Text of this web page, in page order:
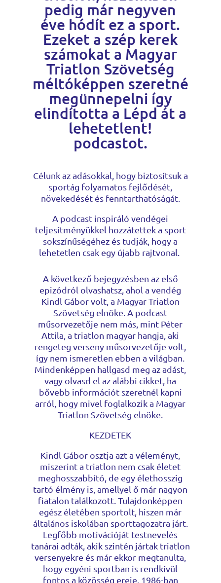
pedig már negyven
éve hódít ez a sport.
Ezeket a szép kerek
számokat a Magyar
Triatlon Szövetség
méltóképpen szeretné
megünnepelni így
elindította a Lépd át a
lehetetlent!
podcastot.
Célunk az adásokkal, hogy biztosítsuk a
sportág folyamatos fejlődését,
növekedését és fenntarthatóságát.
A podcast inspiráló vendégei
teljesítményükkel hozzátettek a sport
sokszínűségéhez és tudják, hogy a
lehetetlen csak egy újabb rajtvonal.
A következő bejegyzésben az első
epizódról olvashatsz, ahol a vendég
Kindl Gábor volt, a Magyar Triatlon
Szövetség elnöke. A podcast
műsorvezetője nem más, mint Péter
Attila, a triatlon magyar hangja, aki
rengeteg verseny műsorvezetője volt,
így nem ismeretlen ebben a világban.
Mindenképpen hallgasd meg az adást,
vagy olvasd el az alábbi cikket, ha
bővebb információt szeretnél kapni
arról, hogy mivel foglalkozik a Magyar
Triatlon Szövetség elnöke.
KEZDETEK
Kindl Gábor osztja azt a véleményt,
miszerint a triatlon nem csak életet
meghosszabbító, de egy élethosszig
tartó élmény is, amellyel ő már nagyon
fiatalon találkozott. Tulajdonképpen
egész életében sportolt, hiszen már
általános iskolában sporttagozatra járt.
Legfőbb motivációját testnevelés
tanárai adták, akik szintén jártak triatlon
versenyekre és már ekkor megtanulta,
hogy egyéni sportban is rendkívül
fontos a közösség ereje. 1986-ban